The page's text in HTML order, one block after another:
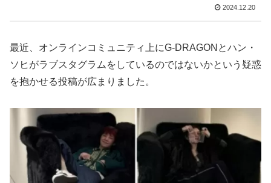
2024.12.20
最近、オンラインコミュニティ上にG-DRAGONとハン・
ソヒがラブスタグラムをしているのではないかという疑惑
を抱かせる投稿が広まりました。